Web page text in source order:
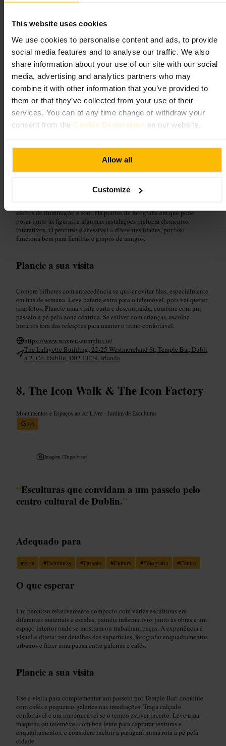
This website uses cookies
We use cookies to personalise content and ads, to provide
social media features and to analyse our traffic. We also
share information about your use of our site with our social
media, advertising and analytics partners who may
combine it with other information that you’ve provided to
them or that they’ve collected from your use of their
services. You can at any time change or withdraw your
consent from the Cookie Declaration on our website.
Allow all
Customize
4,1 3,9
Imagem / Whichmuseum
“Museu de figuras de cera com momentos
para fotografar e aprender.”
Adequado para
efeitos de iluminação e som. Há pontos de fotografia em que pode
posar junto às figuras, e algumas instalações incluem elementos
interativos. O percurso é acessível a diferentes idades, por isso
funciona bem para famílias e grupos de amigos.
Planeie a sua visita
Compre bilhetes com antecedência se quiser evitar filas, especialmente
em fins de semana. Leve bateria extra para o telemóvel, pois vai querer
tirar fotos. Planeie uma visita curta e descontraída, combine com um
passeio a pé pela zona céntrica. Se estiver com crianças, escolha
horários fora das refeições para manter o ritmo confortável.
https://www.waxmuseumplus.ie/
The Lafayette Building, 22-25 Westmoreland St, Temple Bar, Dubli
n 2, Co. Dublin, D02 EH29, Irlanda
The Icon Walk & The Icon Factory
Monumentos e Espaços ao Ar Livre • Jardim de Esculturas
4,6
Imagem /Tripadvisor
“Esculturas que convidam a um passeio pelo
centro cultural de Dublin.”
Adequado para
#Arte #Esculturas #Passeio #Cultura #Fotografia #Centro
O que esperar
Um percurso relativamente compacto com várias esculturas em
diferentes materiais e escalas, painéis informativos junto às obras e um
espaço interior onde se mostram ou trabalham peças. A experiência é
visual e direta: ver detalhes das superfícies, fotografar enquadramentos
urbanos e fazer uma pausa entre galerias e cafés.
Planeie a sua visita
Use a visita para complementar um passeio por Temple Bar: combine
com cafés e pequenas galerias nas imediações. Traga calçado
confortável e um impermeável se o tempo estiver incerto. Leve uma
máquina ou telemóvel com boa lente para capturar texturas e
enquadramentos, e considere incluir a paragem numa rota a pé pela
cidade.